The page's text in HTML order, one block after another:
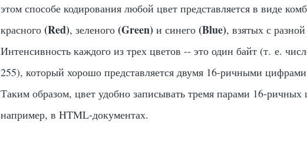
этом способе кодирования любой цвет представляется в виде
красного(Red), зеленого(Green) и синего(Blue), взятых с
Интенсивность каждого из трех цветов -- это один байт (т. е.
255), который хорошо представляется двумя 16-ричными
Таким образом, цвет удобно записывать тремя парами 16-
например, в HTML-документах.